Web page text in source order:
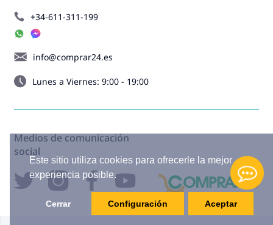
Este sitio utiliza cookies para ofrecerle la mejor
experiencia posible.
Cerrar Configuración Aceptar
+34-611-311-199
info@comprar24.es
Lunes a Viernes: 9:00 - 19:00
Medios de comunicación
social